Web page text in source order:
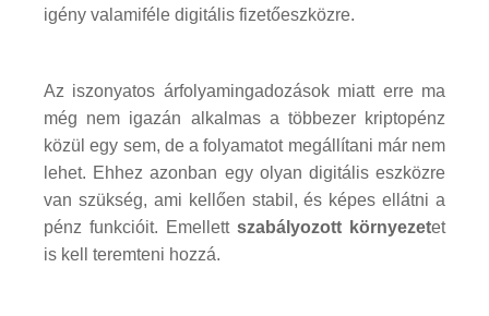
igény valamiféle digitális fizetőeszközre.
Az iszonyatos árfolyamingadozások miatt erre ma
még nem igazán alkalmas a többezer kriptopénz
közül egy sem, de a folyamatot megállítani már nem
lehet. Ehhez azonban egy olyan digitális eszközre
van szükség, ami kellően stabil, és képes ellátni a
pénz funkcióit. Emellett szabályozott környezetet
is kell teremteni hozzá.